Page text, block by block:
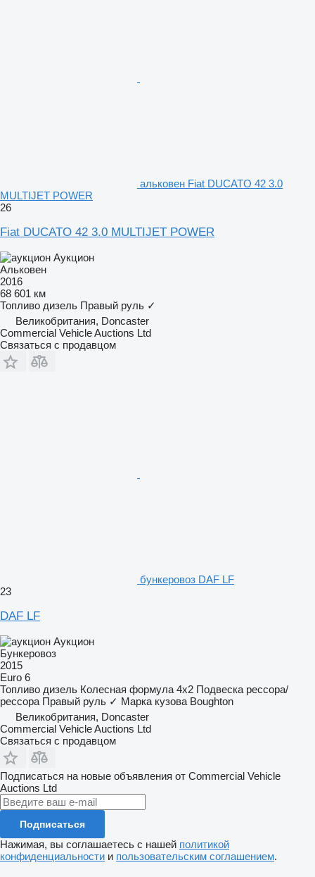
альковен Fiat DUCATO 42 3.0
MULTIJET POWER
26
Fiat DUCATO 42 3.0 MULTIJET POWER
Аукцион
Альковен
2016
68 601 км
Топливо дизель Правый руль ✓
Великобритания, Doncaster
Commercial Vehicle Auctions Ltd
Связаться с продавцом
бункеровоз DAF LF
23
DAF LF
Аукцион
Бункеровоз
2015
Euro 6
Топливо дизель Колесная формула 4x2 Подвеска рессора/
рессора Правый руль ✓ Марка кузова Boughton
Великобритания, Doncaster
Commercial Vehicle Auctions Ltd
Связаться с продавцом
Подписаться на новые объявления от Commercial Vehicle
Auctions Ltd
Подписаться
Нажимая, вы соглашаетесь с нашей политикой
конфиденциальности и пользовательским соглашением.